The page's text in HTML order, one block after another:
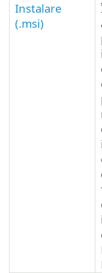
Instalare
(.msi)